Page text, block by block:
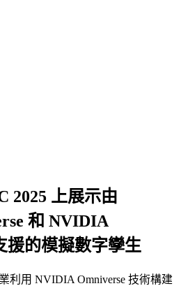
2025 上展示由
和 NVIDIA
援的模擬數字孿生
利用 NVIDIA Omniverse 技術構建